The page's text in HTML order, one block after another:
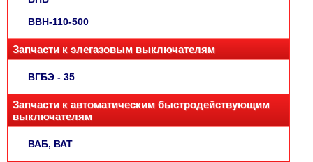
ВВН-110-500
Запчасти к элегазовым выключателям
ВГБЭ - 35
Запчасти к автоматическим быстродействующим
выключателям
ВАБ, ВАТ